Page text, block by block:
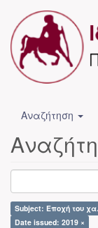
Αναζήτηση
Subject: Εποχή του
Date issued: 2019 ×